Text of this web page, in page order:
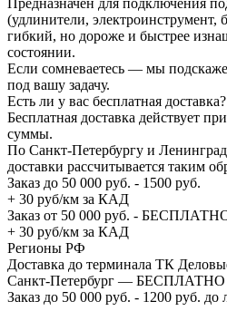
(удлинители, электроинструмент,
гибкий, но дороже и быстрее
состоянии.
Если сомневаетесь — мы
под вашу задачу.
Есть ли у вас бесплатная доставка?
Бесплатная доставка действует
суммы.
По Санкт-Петербургу и
доставки рассчитывается таким
Заказ до 50 000 руб. - 1500 руб.
+ 30 руб/км за КАД
Заказ от 50 000 руб. -
+ 30 руб/км за КАД
Регионы РФ
Доставка до терминала ТК
Санкт-Петербург — БЕСПЛАТНО
Заказ до 50 000 руб. - 1200 руб.